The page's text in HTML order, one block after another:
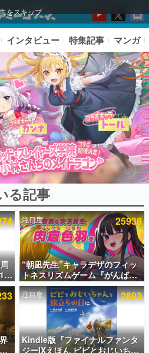
をスキップ
記事ランキング
以上！ ページビュー数万以上！ などな
読まれた、電ファミ渾身の“殿堂入り”記
インタビュー 特集記事 マンガ
る記事
注目度 25938
“朝凪先生”キャラデザのフィッ
トネスリズムゲーム『がんば
れ！チアリズム』Steamストア
ページが公開。キャラクターの
CVは陽向葵ゅかさん
注目度 2893
Kindle版『ファイナルファンタ
ジーIXえほん ビビとおじいちゃ